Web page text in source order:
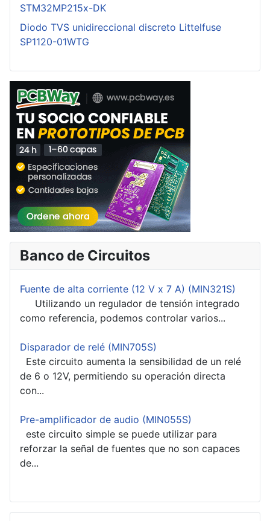
STM32MP215x-DK
Diodo TVS unidireccional discreto Littelfuse
SP1120-01WTG
Banco de Circuitos
Fuente de alta corriente (12 V x 7 A) (MIN321S)
Utilizando un regulador de tensión integrado
como referencia, podemos controlar varios...
Disparador de relé (MIN705S)
Este circuito aumenta la sensibilidad de un relé
de 6 o 12V, permitiendo su operación directa
con...
Pre-amplificador de audio (MIN055S)
este circuito simple se puede utilizar para
reforzar la señal de fuentes que no son capaces
de...